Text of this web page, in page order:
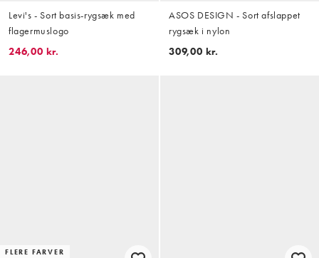
Levi's - Sort basis-rygsæk med
flagermuslogo
246,00 kr.
ASOS DESIGN - Sort afslappet
rygsæk i nylon
309,00 kr.
FLERE FARVER